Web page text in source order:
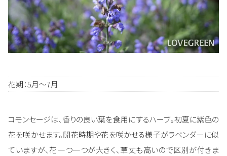
花期：5月～7月
コモンセージは、香りの良い葉を食用にするハーブ。初夏に紫色の
花を咲かせます。開花時期や花を咲かせる様子がラベンダーに似
ていますが、花一つ一つが大きく、草丈も高いので区別が付きま